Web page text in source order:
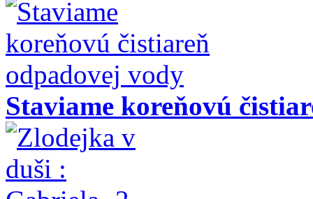
Staviame koreňovú